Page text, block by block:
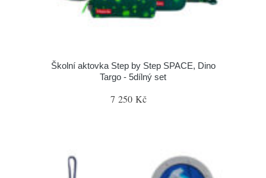
Školní aktovka Step by Step SPACE, Dino
Targo - 5dílný set
7 250 Kč